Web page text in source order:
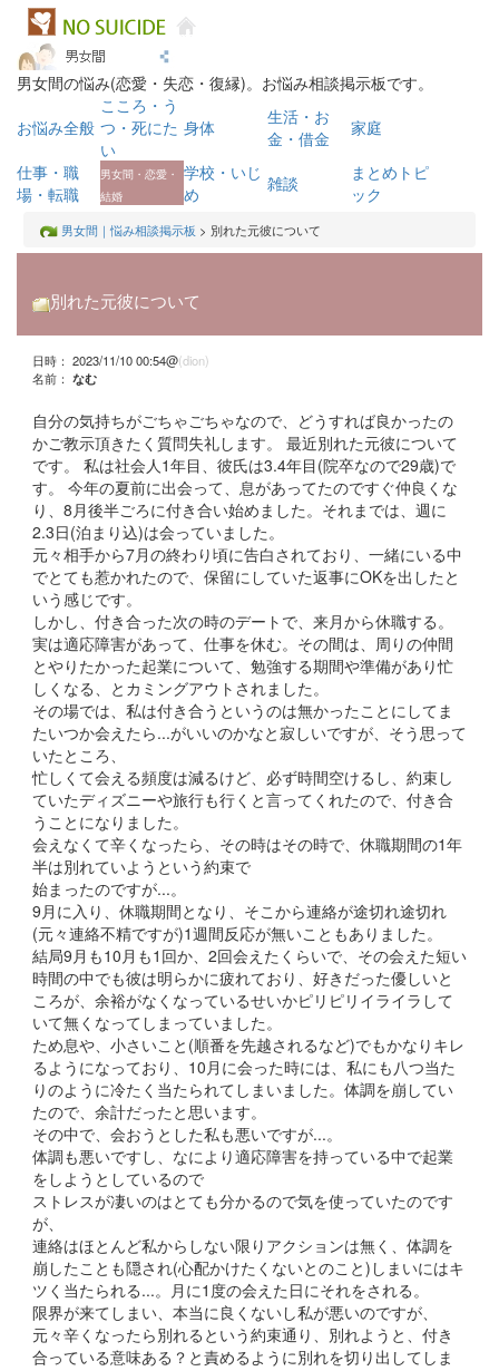
男女間の悩み(恋愛・失恋・復縁)。お悩み相談掲示板です。
お悩み全般
こころ・う
つ・死にた
い
身体
生活・お
金・借金
家庭
仕事・職
場・転職
男女間・恋愛・
結婚
学校・いじ
め
雑談
まとめトピ
ック
男女間｜悩み相談掲示板 > 別れた元彼について
別れた元彼について
日時： 2023/11/10 00:54@(dion)
名前： なむ
自分の気持ちがごちゃごちゃなので、どうすれば良かったの
かご教示頂きたく質問失礼します。 最近別れた元彼について
です。 私は社会人1年目、彼氏は3.4年目(院卒なので29歳)で
す。 今年の夏前に出会って、息があってたのですぐ仲良くな
り、8月後半ごろに付き合い始めました。それまでは、週に
2.3日(泊まり込)は会っていました。
元々相手から7月の終わり頃に告白されており、一緒にいる中
でとても惹かれたので、保留にしていた返事にOKを出したと
いう感じです。
しかし、付き合った次の時のデートで、来月から休職する。
実は適応障害があって、仕事を休む。その間は、周りの仲間
とやりたかった起業について、勉強する期間や準備があり忙
しくなる、とカミングアウトされました。
その場では、私は付き合うというのは無かったことにしてま
たいつか会えたら...がいいのかなと寂しいですが、そう思って
いたところ、
忙しくて会える頻度は減るけど、必ず時間空けるし、約束し
ていたディズニーや旅行も行くと言ってくれたので、付き合
うことになりました。
会えなくて辛くなったら、その時はその時で、休職期間の1年
半は別れていようという約束で
始まったのですが...。
9月に入り、休職期間となり、そこから連絡が途切れ途切れ
(元々連絡不精ですが)1週間反応が無いこともありました。
結局9月も10月も1回か、2回会えたくらいで、その会えた短い
時間の中でも彼は明らかに疲れており、好きだった優しいと
ころが、余裕がなくなっているせいかピリピリイライラして
いて無くなってしまっていました。
ため息や、小さいこと(順番を先越されるなど)でもかなりキレ
るようになっており、10月に会った時には、私にも八つ当た
りのように冷たく当たられてしまいました。体調を崩してい
たので、余計だったと思います。
その中で、会おうとした私も悪いですが...。
体調も悪いですし、なにより適応障害を持っている中で起業
をしようとしているので
ストレスが凄いのはとても分かるので気を使っていたのです
が、
連絡はほとんど私からしない限りアクションは無く、体調を
崩したことも隠され(心配かけたくないとのこと)しまいにはキ
ツく当たられる...。月に1度の会えた日にそれをされる。
限界が来てしまい、本当に良くないし私が悪いのですが、
元々辛くなったら別れるという約束通り、別れようと、付き
合っている意味ある？と責めるように別れを切り出してしま